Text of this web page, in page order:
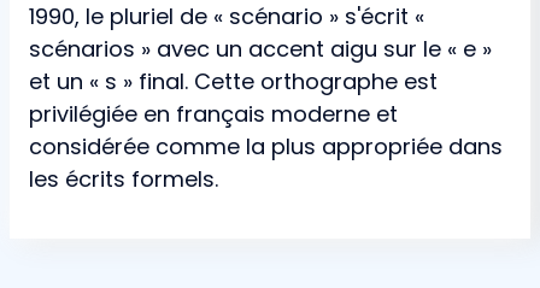
1990, le pluriel de « scénario » s'écrit «
scénarios » avec un accent aigu sur le « e »
et un « s » final. Cette orthographe est
privilégiée en français moderne et
considérée comme la plus appropriée dans
les écrits formels.